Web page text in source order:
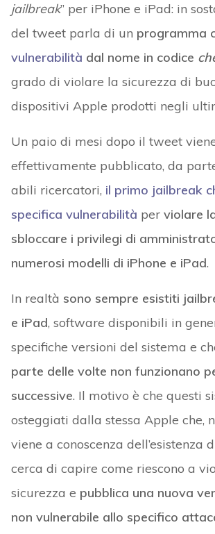
jailbreak” per iPhone e iPad: in
del tweet parla di un programma
vulnerabilità dal nome in codice
grado di violare la sicurezza di
dispositivi Apple prodotti negli
Un paio di mesi dopo il tweet
effettivamente pubblicato, da
abili ricercatori, il primo jailbreak
specifica vulnerabilità per violare
sbloccare i privilegi di
numerosi modelli di iPhone e iPad.
In realtà sono sempre esistiti
e iPad, software disponibili in
specifiche versioni del sistema e
parte delle volte non funzionano
successive. Il motivo è che questi
osteggiati dalla stessa Apple che,
viene a conoscenza dell’esistenza
cerca di capire come riescono a
sicurezza e pubblica una nuova
non vulnerabile allo specifico